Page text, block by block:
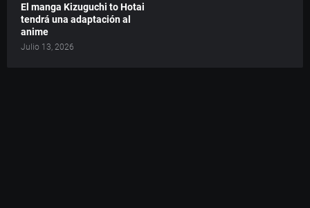
El manga Kizuguchi to Hotai
tendrá una adaptación al
anime
Julio 13, 2026